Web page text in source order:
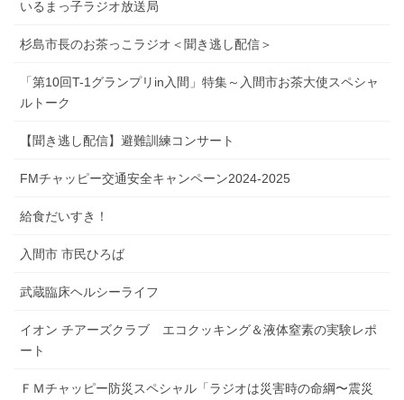
いるまっ子ラジオ放送局
杉島市長のお茶っこラジオ＜聞き逃し配信＞
「第10回T-1グランプリin入間」特集～入間市お茶大使スペシャ
ルトーク
【聞き逃し配信】避難訓練コンサート
FMチャッピー交通安全キャンペーン2024-2025
給食だいすき！
入間市 市民ひろば
武蔵臨床ヘルシーライフ
イオン チアーズクラブ エコクッキング＆液体窒素の実験レポ
ート
ＦＭチャッピー防災スペシャル「ラジオは災害時の命綱〜震災